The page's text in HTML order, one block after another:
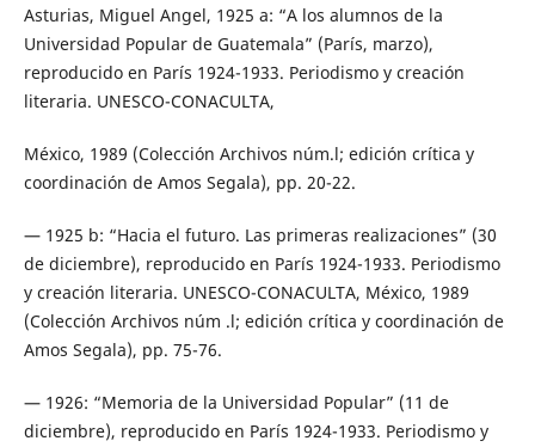
Asturias, Miguel Angel, 1925 a: “A los alumnos de la
Universidad Popular de Guatemala” (París, marzo),
reproducido en París 1924-1933. Periodismo y creación
literaria. UNESCO-CONACULTA,
México, 1989 (Colección Archivos núm.l; edición crítica y
coordinación de Amos Segala), pp. 20-22.
— 1925 b: “Hacia el futuro. Las primeras realizaciones” (30
de diciembre), reproducido en París 1924-1933. Periodismo
y creación literaria. UNESCO-CONACULTA, México, 1989
(Colección Archivos núm .l; edición crítica y coordinación de
Amos Segala), pp. 75-76.
— 1926: “Memoria de la Universidad Popular” (11 de
diciembre), reproducido en París 1924-1933. Periodismo y